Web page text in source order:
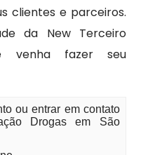
clientes e parceiros.
da New Terceiro
venha fazer seu
ou entrar em contato
Drogas em São